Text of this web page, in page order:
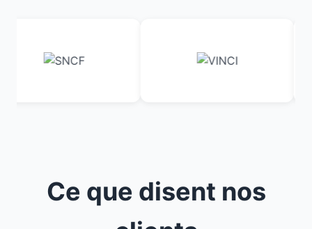
Ce que disent nos